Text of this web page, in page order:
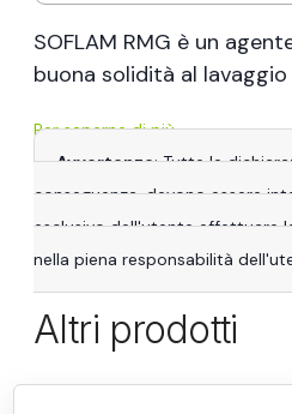
SOFLAM RMG è un
buona solidità al
Per saperne di più
Avvertenze: Tutte le
conseguenza, devono essere
esclusivo dell'utente effettuare
nella piena responsabilità
Altri prodotti